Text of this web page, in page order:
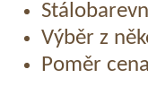
Výběr z
Poměr